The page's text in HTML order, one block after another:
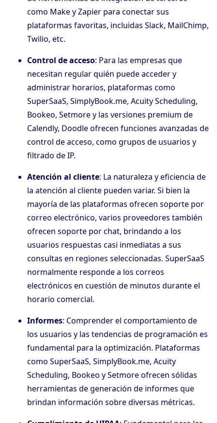
como Make y Zapier para conectar sus
plataformas favoritas, incluidas Slack, MailChimp,
Twilio, etc.
Control de acceso: Para las empresas que
necesitan regular quién puede acceder y
administrar horarios, plataformas como
SuperSaaS, SimplyBook.me, Acuity Scheduling,
Bookeo, Setmore y las versiones premium de
Calendly, Doodle ofrecen funciones avanzadas de
control de acceso, como grupos de usuarios y
filtrado de IP.
Atención al cliente: La naturaleza y eficiencia de
la atención al cliente pueden variar. Si bien la
mayoría de las plataformas ofrecen soporte por
correo electrónico, varios proveedores también
ofrecen soporte por chat, brindando a los
usuarios respuestas casi inmediatas a sus
consultas en regiones seleccionadas. SuperSaaS
normalmente responde a los correos
electrónicos en cuestión de minutos durante el
horario comercial.
Informes: Comprender el comportamiento de
los usuarios y las tendencias de programación es
fundamental para la optimización. Plataformas
como SuperSaaS, SimplyBook.me, Acuity
Scheduling, Bookeo y Setmore ofrecen sólidas
herramientas de generación de informes que
brindan información sobre diversas métricas.